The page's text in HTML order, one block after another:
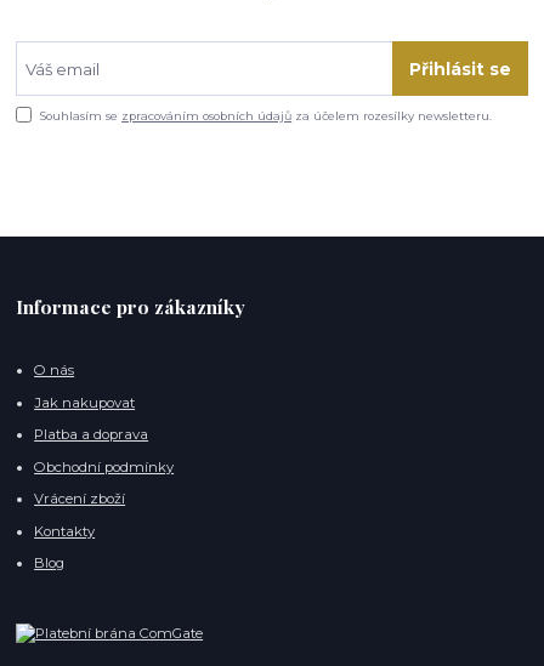
Přihlásit se
Souhlasím se zpracováním osobních údajů za účelem rozesílky newsletteru.
Informace pro zákazníky
O nás
Jak nakupovat
Platba a doprava
Obchodní podmínky
Vrácení zboží
Kontakty
Blog